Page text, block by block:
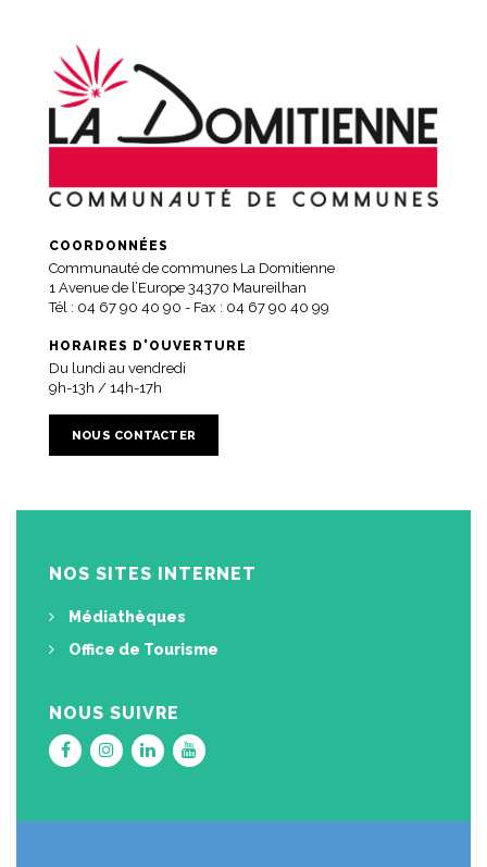
COORDONNÉES
Communauté de communes La Domitienne
1 Avenue de l’Europe 34370 Maureilhan
Tél : 04 67 90 40 90 - Fax : 04 67 90 40 99
HORAIRES D'OUVERTURE
Du lundi au vendredi
9h-13h / 14h-17h
NOUS CONTACTER
NOS SITES INTERNET
Médiathèques
Office de Tourisme
NOUS SUIVRE
Lien
vers
Facebook
Lien
vers
Instagram
Lien
vers
Linkedin
Lien
vers
Youtube